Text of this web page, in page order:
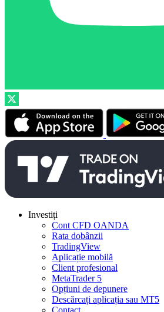
Investiți
Cont CFD OANDA
Rata dobânzii
TradingView
Aplicație mobilă
Client profesional
MetaTrader 5
Opțiuni de depunere
Descărcați aplicația sau MT5